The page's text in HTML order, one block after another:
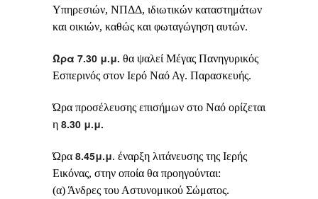
Υπηρεσιών, ΝΠΔΔ, ιδιωτικών καταστημάτων
και οικιών, καθώς και φωταγώγηση αυτών.
Ώρα 7.30 μ.μ. θα ψαλεί Μέγας Πανηγυρικός
Εσπερινός στον Ιερό Ναό Αγ. Παρασκευής.
Ώρα προσέλευσης επισήμων στο Ναό ορίζεται
η 8.30 μ.μ.
Ώρα 8.45μ.μ. έναρξη λιτάνευσης της Ιερής
Εικόνας, στην οποία θα προηγούνται:
(α) Άνδρες του Αστυνομικού Σώματος.